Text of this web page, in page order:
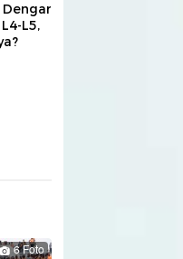
L5,
6 Foto